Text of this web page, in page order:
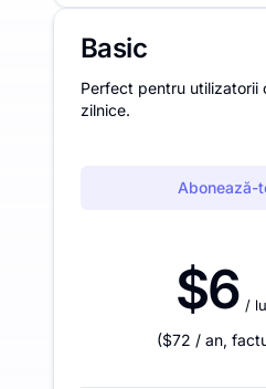
Basic
Perfect pentru utilizatorii
zilnice.
Abonează-
$6 /
($72 / an,